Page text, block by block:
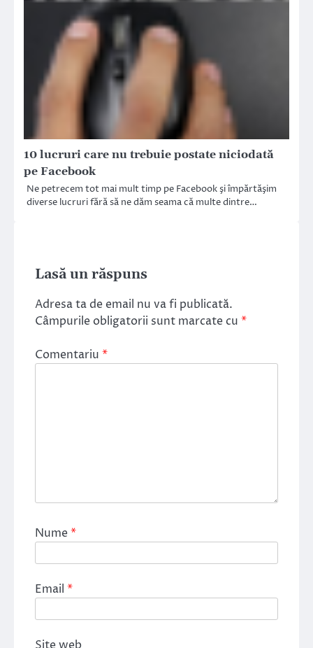
10 lucruri care nu trebuie postate niciodată
pe Facebook
Ne petrecem tot mai mult timp pe Facebook şi împărtăşim
diverse lucruri fără să ne dăm seama că multe dintre…
Lasă un răspuns
Adresa ta de email nu va fi publicată.
Câmpurile obligatorii sunt marcate cu *
Comentariu *
Nume*
Email *